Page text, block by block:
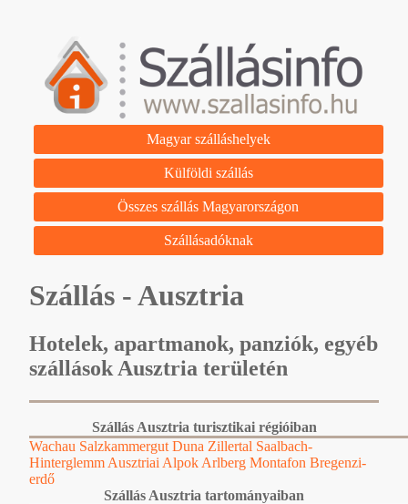
Magyar szálláshelyek
Külföldi szállás
Összes szállás Magyarországon
Szállásadóknak
Szállás - Ausztria
Hotelek, apartmanok, panziók, egyéb
szállások Ausztria területén
Szállás Ausztria turisztikai régióiban
Wachau Salzkammergut Duna Zillertal Saalbach-
Hinterglemm Ausztriai Alpok Arlberg Montafon Bregenzi-
erdő
Szállás Ausztria tartományaiban